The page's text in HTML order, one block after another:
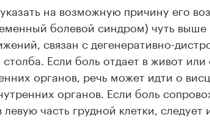
на возможную причину его
болевой синдром) чуть выше
связан с дегенеративно-
Если боль отдает в живот
органов, речь может идти о
органов. Если боль
часть грудной клетки,